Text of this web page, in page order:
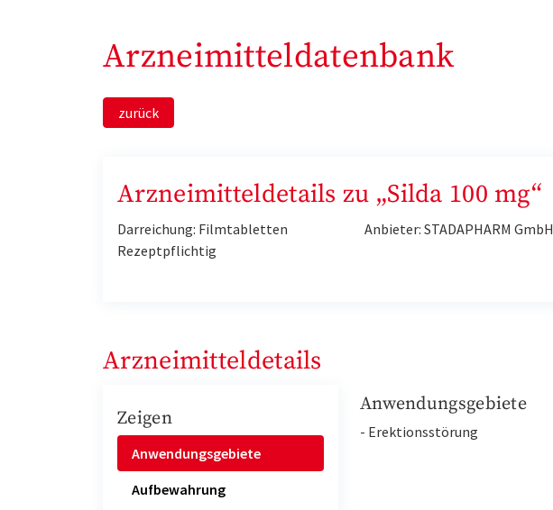
Arzneimitteldatenbank
zurück
Arzneimitteldetails zu „Silda 100 mg“
Darreichung: Filmtabletten
Rezeptpflichtig
Anbieter: STADAPHARM GmbH
Arzneimitteldetails
Zeigen
Anwendungsgebiete
Aufbewahrung
Anwendungsgebiete
- Erektionsstörung